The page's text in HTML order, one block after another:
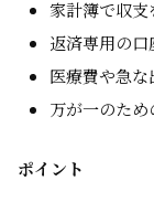
家計簿で収
返済専用の
医療費や急
万が一のた
ポイント